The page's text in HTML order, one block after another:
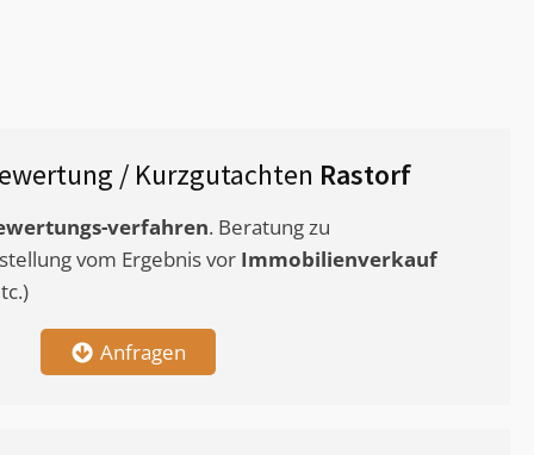
/ Kurzgutachten Rastorf
verfahren. Beratung zu
vom Ergebnis vor Immobilienverkauf
Anfragen